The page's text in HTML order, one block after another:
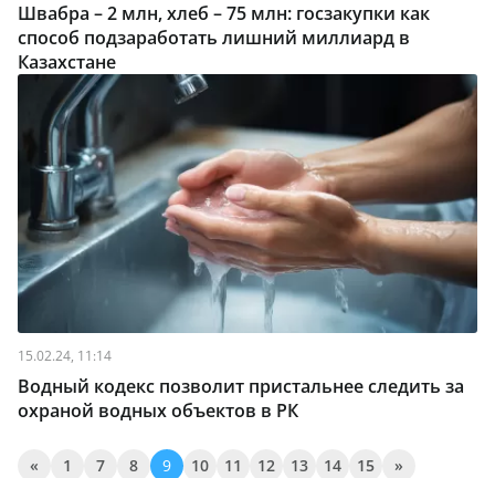
Швабра – 2 млн, хлеб – 75 млн: госзакупки как
способ подзаработать лишний миллиард в
Казахстане
15.02.24, 11:14
Водный кодекс позволит пристальнее следить за
охраной водных объектов в РК
« 1 7 8 9 10 11 12 13 14 15 »